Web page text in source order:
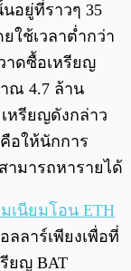
นอยู่ที่ราวๆ 35
ใช้เวลาต่ำกว่า
าดซื้อเหรียญ
ณ 4.7 ล้าน
หรียญดังกล่าว
อให้นักการ
ามารถหารายได้
เนียมโอน ETH
ลลาร์เพียงเพื่อที่
ยญ BAT